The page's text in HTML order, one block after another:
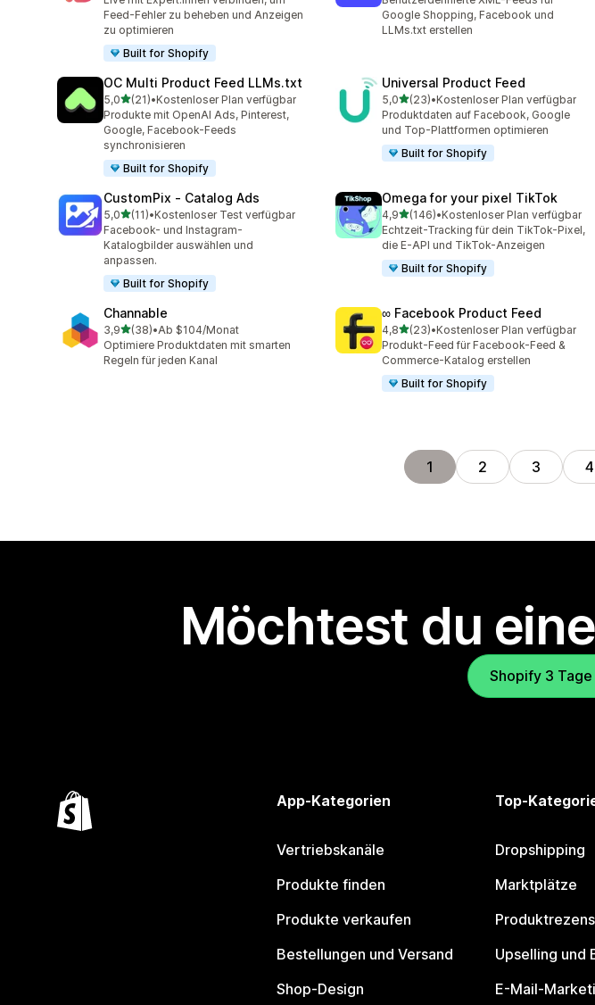
Feed-Fehler zu beheben und Anzeigen
zu optimieren
Built for Shopify
Google Shopping, Facebook und
LLMs.txt erstellen
OC Multi Product Feed LLMs.txt
5,0von 5 Sternen
(21)
21 Rezensionen insgesamt
•Kostenloser Plan verfügbar
Produkte mit OpenAI Ads, Pinterest,
Google, Facebook-Feeds
synchronisieren
Built for Shopify
Universal Product Feed
5,0von 5 Sternen
(23)
23 Rezensionen insgesamt
•Kostenloser Plan verfügbar
Produktdaten auf Facebook, Google
und Top-Plattformen optimieren
Built for Shopify
CustomPix ‑ Catalog Ads
5,0von 5 Sternen
(11)
11 Rezensionen insgesamt
•Kostenloser Test verfügbar
Facebook- und Instagram-
Katalogbilder auswählen und
anpassen.
Built for Shopify
Omega for your pixel TikTok
4,9von 5 Sternen
(146)
146 Rezensionen insgesamt
•Kostenloser Plan verfügbar
Echtzeit-Tracking für dein TikTok-Pixel,
die E-API und TikTok-Anzeigen
Built for Shopify
Channable
3,9von 5 Sternen
(38)
38 Rezensionen insgesamt
•Ab $104/Monat
Optimiere Produktdaten mit smarten
Regeln für jeden Kanal
∞ Facebook Product Feed
4,8von 5 Sternen
(23)
23 Rezensionen insgesamt
•Kostenloser Plan verfügbar
Produkt-Feed für Facebook-Feed &
Commerce-Katalog erstellen
Built for Shopify
1 2 3 4
Möchtest du
Shopify 3
App-Kategorien
Vertriebskanäle
Produkte finden
Produkte verkaufen
Bestellungen und Versand
Shop-Design
Top-
Dropshipping
Marktplätze
Upselling und
E-Mail-